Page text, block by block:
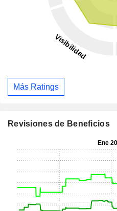
Más Ratings
Revisiones de Beneficios